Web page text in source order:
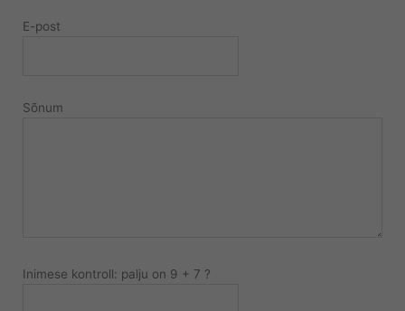
E-post
Sõnum
Inimese kontroll: palju on 9 + 7 ?